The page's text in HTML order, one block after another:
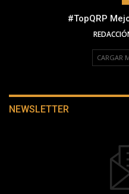
#TopQRP
CARGAR
NEWSLETTER